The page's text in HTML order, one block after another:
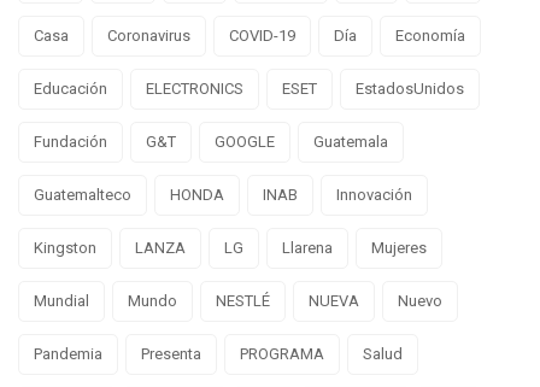
Casa Coronavirus COVID-19 Día Economía
Educación ELECTRONICS ESET EstadosUnidos
Fundación G&T GOOGLE Guatemala
Guatemalteco HONDA INAB Innovación
Kingston LANZA LG Llarena Mujeres
Mundial Mundo NESTLÉ NUEVA Nuevo
Pandemia Presenta PROGRAMA Salud